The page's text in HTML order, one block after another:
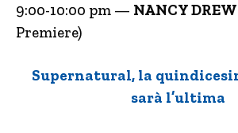
9:00-10:00 pm — NANCY DREW
Premiere)
Supernatural, la
sarà l’ultima